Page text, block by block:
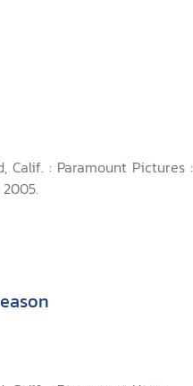
Calif. : Paramount Pictures :
2005.